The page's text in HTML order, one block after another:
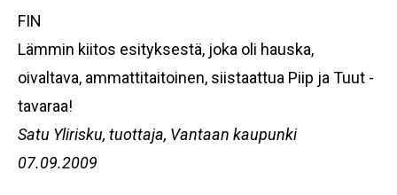
FIN
Lämmin kiitos esityksestä, joka oli hauska,
oivaltava, ammattitaitoinen, siistaattua Piip ja Tuut -
tavaraa!
Satu Ylirisku, tuottaja, Vantaan kaupunki
07.09.2009